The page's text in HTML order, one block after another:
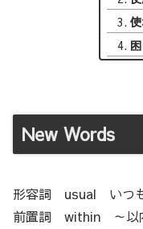
New Words
形容詞 usual いつ
前置詞 within ～以